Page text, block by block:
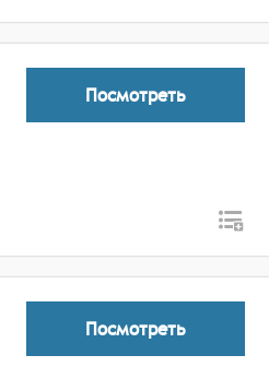
Посмотреть
Посмотреть